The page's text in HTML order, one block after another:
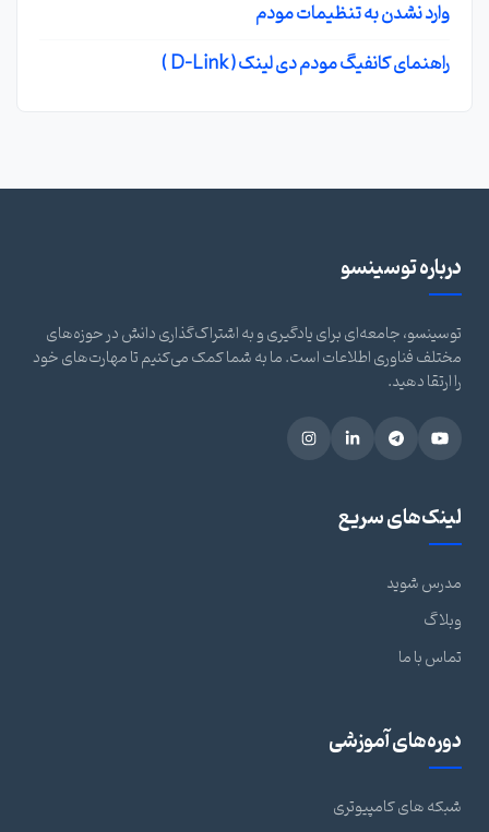
وارد نشدن به تنظیمات مودم
راهنمای کانفیگ مودم دی لینک ( D-Link )
درباره توسینسو
توسینسو، جامعه‌ای برای یادگیری و به اشتراک‌گذاری دانش در حوزه‌های
مختلف فناوری اطلاعات است. ما به شما کمک می‌کنیم تا مهارت‌های خود
را ارتقا دهید.
لینک‌های سریع
مدرس شوید
وبلاگ
تماس با ما
دوره‌های آموزشی
شبکه های کامپیوتری